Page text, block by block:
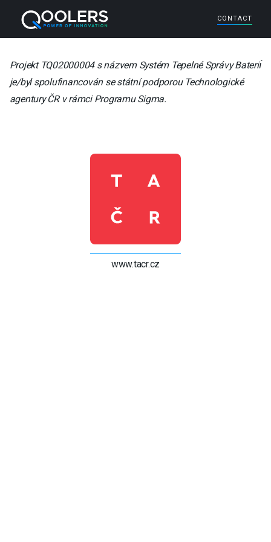
CONTACT
Projekt TQ02000004 s názvem Systém Tepelné Správy Bateriı́
je/byl spolufinancován se státní podporou Technologické
agentury ČR v rámci Programu Sigma.
www.tacr.cz